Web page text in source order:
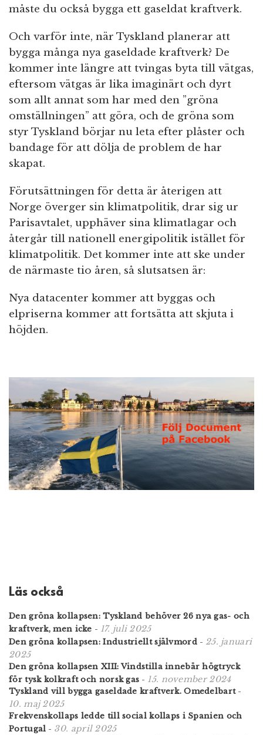
måste du också bygga ett gaseldat kraftverk.
Och varför inte, när Tyskland planerar att
bygga många nya gaseldade kraftverk? De
kommer inte längre att tvingas byta till vätgas,
eftersom vätgas är lika imaginärt och dyrt
som allt annat som har med den ”gröna
omställningen” att göra, och de gröna som
styr Tyskland börjar nu leta efter plåster och
bandage för att dölja de problem de har
skapat.
Förutsättningen för detta är återigen att
Norge överger sin klimatpolitik, drar sig ur
Parisavtalet, upphäver sina klimatlagar och
återgår till nationell energipolitik istället för
klimatpolitik. Det kommer inte att ske under
de närmaste tio åren, så slutsatsen är:
Nya datacenter kommer att byggas och
elpriserna kommer att fortsätta att skjuta i
höjden.
Läs också
Den gröna kollapsen: Tyskland behöver 26 nya gas- och
kraftverk, men icke - 17. juli 2025
Den gröna kollapsen: Industriellt självmord- 25. januari
2025
Den gröna kollapsen XIII: Vindstilla innebär högtryck
för tysk kolkraft och norsk gas - 15. november 2024
Tyskland vill bygga gaseldade kraftverk. Omedelbart-
10. maj 2025
Frekvenskollaps ledde till social kollaps i Spanien och
Portugal - 30. april 2025